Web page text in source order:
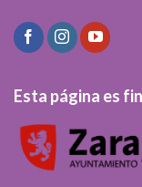
Esta página es